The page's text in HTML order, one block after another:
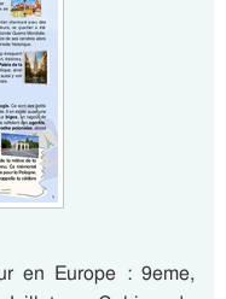
en Europe : 9eme,